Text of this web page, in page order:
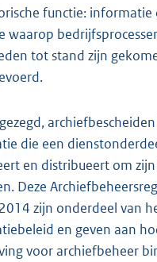
functie: informatie
waarop
tot stand zijn
die een
en distribueert om
Deze
zijn onderdeel van
en geven aan
voor archiefbeheer